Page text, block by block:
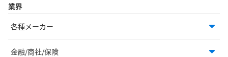
業界
各種メーカー
金融/商社/保険